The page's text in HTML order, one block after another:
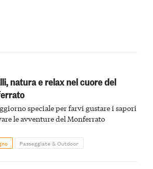
natura e relax nel cuore del
speciale per farvi gustare i sapori
le avventure del Monferrato
Passeggiate & Outdoor